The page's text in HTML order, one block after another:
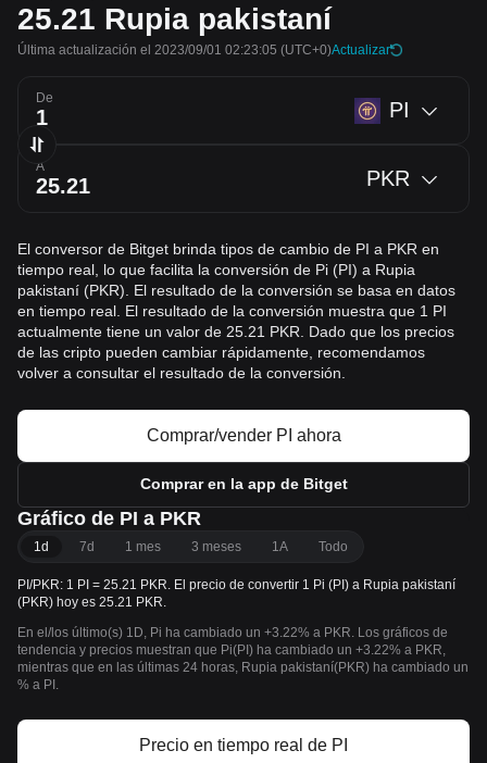
25.21 Rupia pakistaní
Última actualización el 2023/09/01 02:23:05 (UTC+0)Actualizar
De PI
A PKR
El conversor de Bitget brinda tipos de cambio de PI a PKR en
tiempo real, lo que facilita la conversión de Pi (PI) a Rupia
pakistaní (PKR). El resultado de la conversión se basa en datos
en tiempo real. El resultado de la conversión muestra que 1 PI
actualmente tiene un valor de 25.21 PKR. Dado que los precios
de las cripto pueden cambiar rápidamente, recomendamos
volver a consultar el resultado de la conversión.
Comprar/vender PI ahora
Comprar en la app de Bitget
Gráfico de PI a PKR
1d 7d 1 mes 3 meses 1A Todo
PI/PKR: 1 PI = 25.21 PKR. El precio de convertir 1 Pi (PI) a Rupia pakistaní
(PKR) hoy es 25.21 PKR.
En el/los último(s) 1D, Pi ha cambiado un +3.22% a PKR. Los gráficos de
tendencia y precios muestran que Pi(PI) ha cambiado un +3.22% a PKR,
mientras que en las últimas 24 horas, Rupia pakistaní(PKR) ha cambiado un
% a PI.
Precio en tiempo real de PI